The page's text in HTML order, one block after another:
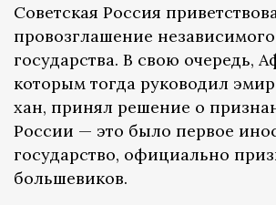
Советская Россия
провозглашение
государства. В свою очередь,
которым тогда руководил
хан, принял решение о
России — это было первое
государство, официально
большевиков.